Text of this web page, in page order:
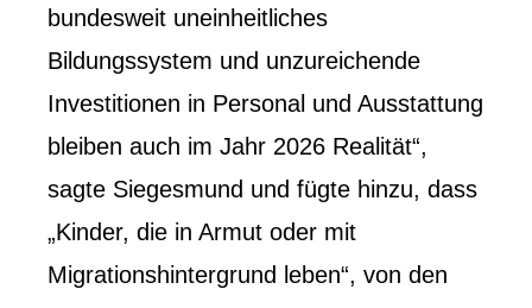
bundesweit uneinheitliches
Bildungssystem und unzureichende
Investitionen in Personal und Ausstattung
bleiben auch im Jahr 2026 Realität“,
sagte Siegesmund und fügte hinzu, dass
„Kinder, die in Armut oder mit
Migrationshintergrund leben“, von den